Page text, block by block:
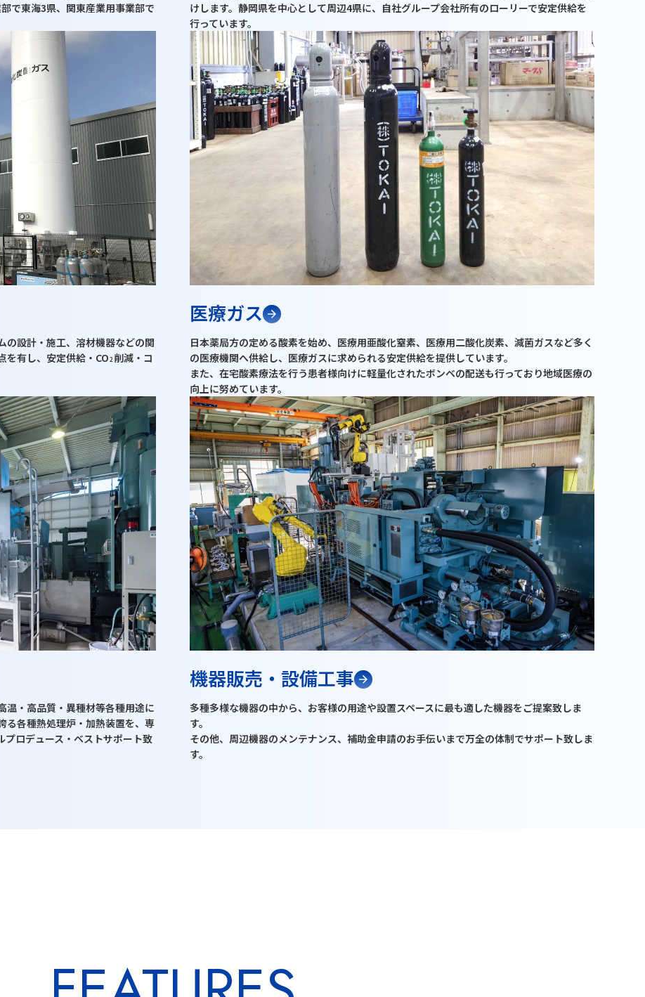
で東海3県、関東産業用事業部で
けします。静岡県を中心として周辺4県に、自社グループ会社所有のローリーで安定供給を
行っています。
の設計・施工、溶材機器などの関
を有し、安定供給・CO2 削減・コ
医療ガス
日本薬局方の定める酸素を始め、医療用亜酸化窒素、医療用二酸化炭素、減菌ガスなど多く
の医療機関へ供給し、医療ガスに求められる安定供給を提供しています。
また、在宅酸素療法を行う患者様向けに軽量化されたボンベの配送も行っており地域医療の
向上に努めています。
温・高品質・異種材等各種用途に
る各種熱処理炉・加熱装置を、専
プロデュース・ベストサポート致
機器販売・設備工事
多種多様な機器の中から、お客様の用途や設置スペースに最も適した機器をご提案致しま
す。
その他、周辺機器のメンテナンス、補助金申請のお手伝いまで万全の体制でサポート致しま
す。